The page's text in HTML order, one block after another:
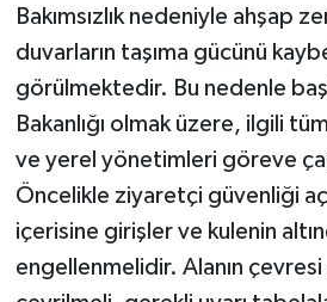
Bakımsızlık nedeniyle ahşap
duvarların taşıma gücünü
görülmektedir. Bu nedenle
Bakanlığı olmak üzere, ilgili
ve yerel yönetimleri göreve
Öncelikle ziyaretçi güvenliği
içerisine girişler ve kulenin
engellenmelidir. Alanın